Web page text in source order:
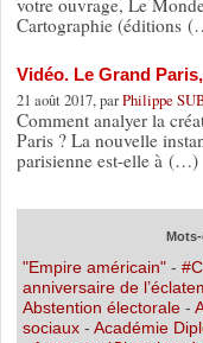
Cartographie (éditions
Vidéo. Le Grand
21 août 2017, parPhilippe
Comment analyer la
Paris ? La nouvelle
parisienne est-elle à (…)
"Empire américain"-
anniversaire de
Abstention électorale-
sociaux- Académie